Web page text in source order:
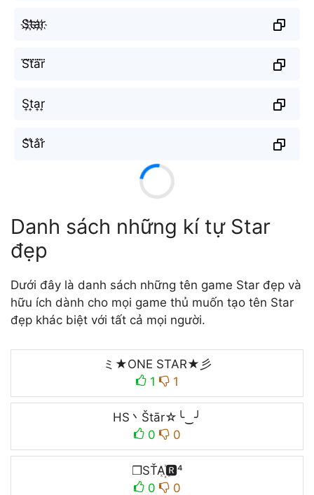
S҉t҉a҉r҉
S⃜t⃜a⃜r⃜
S͎t͎a͎r͎
S̐t̐a̐r̐
Danh sách những kí tự Star
đẹp
Dưới đây là danh sách những tên game Star đẹp và
hữu ích dành cho mọi game thủ muốn tạo tên Star
đẹp khác biệt với tất cả mọi người.
ミ★ONE STAR★彡
1
1
HS丶Štār☆╰‿╯
0
0
❐SŤA꙰🆁⁴
0
0